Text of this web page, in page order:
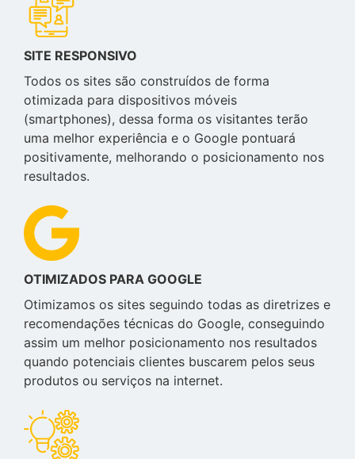
SITE RESPONSIVO
Todos os sites são construídos de forma
otimizada para dispositivos móveis
(smartphones), dessa forma os visitantes terão
uma melhor experiência e o Google pontuará
positivamente, melhorando o posicionamento nos
resultados.
OTIMIZADOS PARA GOOGLE
Otimizamos os sites seguindo todas as diretrizes e
recomendações técnicas do Google, conseguindo
assim um melhor posicionamento nos resultados
quando potenciais clientes buscarem pelos seus
produtos ou serviços na internet.